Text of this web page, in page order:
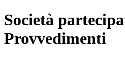
Società
Provvedimenti